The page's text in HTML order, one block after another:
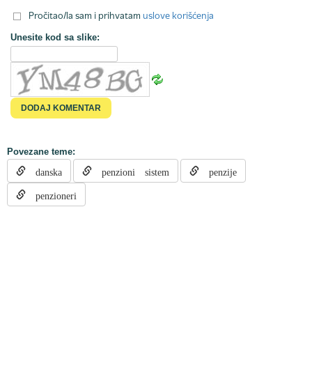
Pročitao/la sam i prihvatam uslove korišćenja
Unesite kod sa slike:
Povezane teme:
danska penzioni sistem penzije
penzioneri